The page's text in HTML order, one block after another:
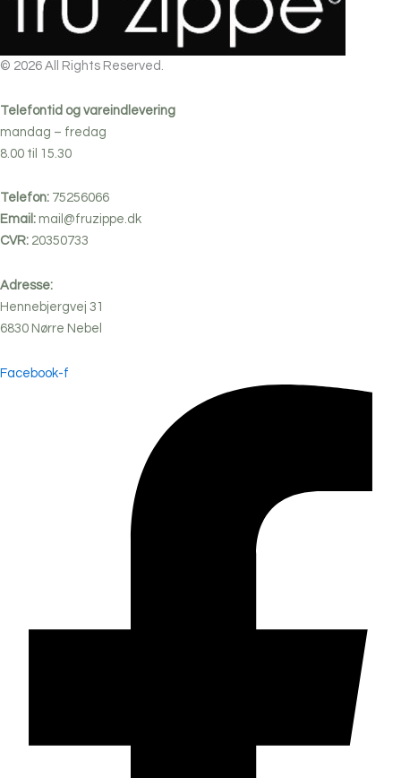
på
varesiden
© 2026 All Rights Reserved.
Telefontid og vareindlevering
mandag – fredag
8.00 til 15.30
Telefon: 75256066
Email: mail@fruzippe.dk
CVR: 20350733
Adresse:
Hennebjergvej 31
6830 Nørre Nebel
Facebook-f